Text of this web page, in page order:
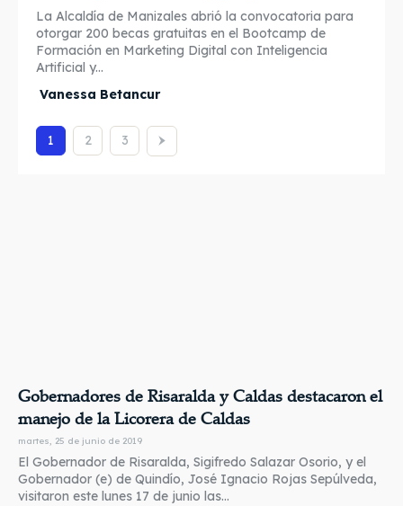
La Alcaldía de Manizales abrió la convocatoria para
otorgar 200 becas gratuitas en el Bootcamp de
Formación en Marketing Digital con Inteligencia
Artificial y...
Vanessa Betancur
1 2 3
Gobernadores de Risaralda y Caldas destacaron el
manejo de la Licorera de Caldas
martes, 25 de junio de 2019
El Gobernador de Risaralda, Sigifredo Salazar Osorio, y el
Gobernador (e) de Quindío, José Ignacio Rojas Sepúlveda,
visitaron este lunes 17 de junio las...